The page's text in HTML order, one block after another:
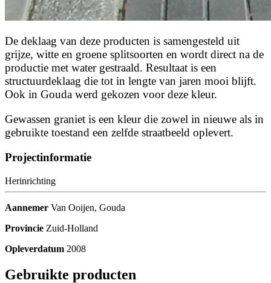
De deklaag van deze producten is samengesteld uit
grijze, witte en groene splitsoorten en wordt direct na de
productie met water gestraald. Resultaat is een
structuurdeklaag die tot in lengte van jaren mooi blijft.
Ook in Gouda werd gekozen voor deze kleur.
Gewassen graniet is een kleur die zowel in nieuwe als in
gebruikte toestand een zelfde straatbeeld oplevert.
Projectinformatie
Herinrichting
Aannemer Van Ooijen, Gouda
Provincie Zuid-Holland
Opleverdatum 2008
Gebruikte producten